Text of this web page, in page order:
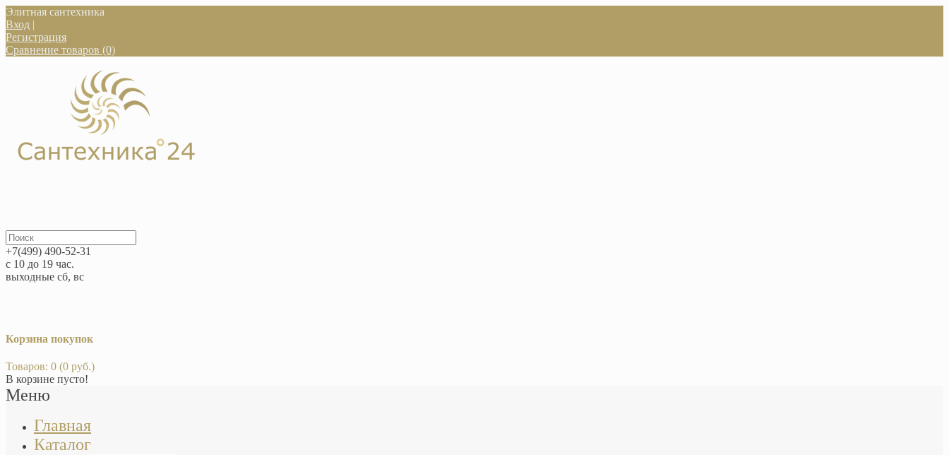
Элитная сантехника
Вход |
Регистрация
Сравнение товаров (0)
+7(499) 490-52-31
с 10 до 19 час.
выходные сб, вс
Корзина покупок
Товаров: 0 (0 руб.)
В корзине пусто!
Меню
Главная
Каталог